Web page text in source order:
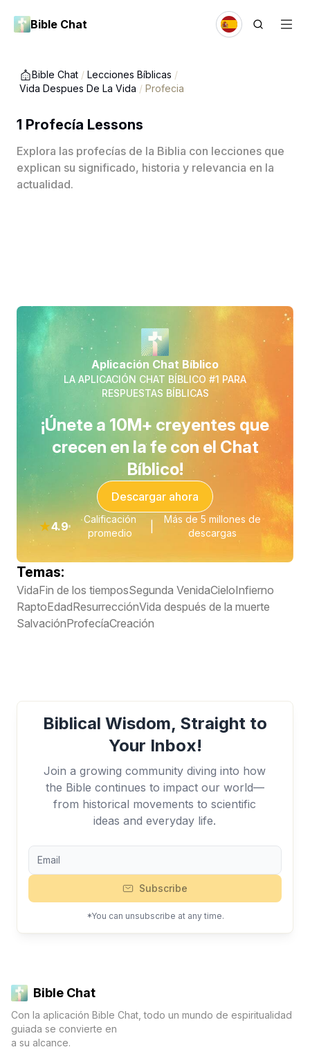
Bible Chat
Bible Chat / Lecciones Bíblicas /
Vida Despues De La Vida / Profecia
1 Profecía Lessons
Explora las profecías de la Biblia con lecciones que
explican su significado, historia y relevancia en la
actualidad.
Aplicación Chat Bíblico
LA APLICACIÓN CHAT BÍBLICO #1 PARA
RESPUESTAS BÍBLICAS
¡Únete a 10M+ creyentes que
crecen en la fe con el Chat
Bíblico!
Descargar ahora
★4.9
Calificación
promedio
Más de 5 millones de
descargas
Temas:
VidaFin de los tiemposSegunda VenidaCieloInfierno
RaptoEdadResurrecciónVida después de la muerte
SalvaciónProfecíaCreación
Biblical Wisdom, Straight to
Your Inbox!
Join a growing community diving into how
the Bible continues to impact our world—
from historical movements to scientific
ideas and everyday life.
Subscribe
*You can unsubscribe at any time.
Bible Chat
Con la aplicación Bible Chat, todo un mundo de espiritualidad
guiada se convierte en
a su alcance.